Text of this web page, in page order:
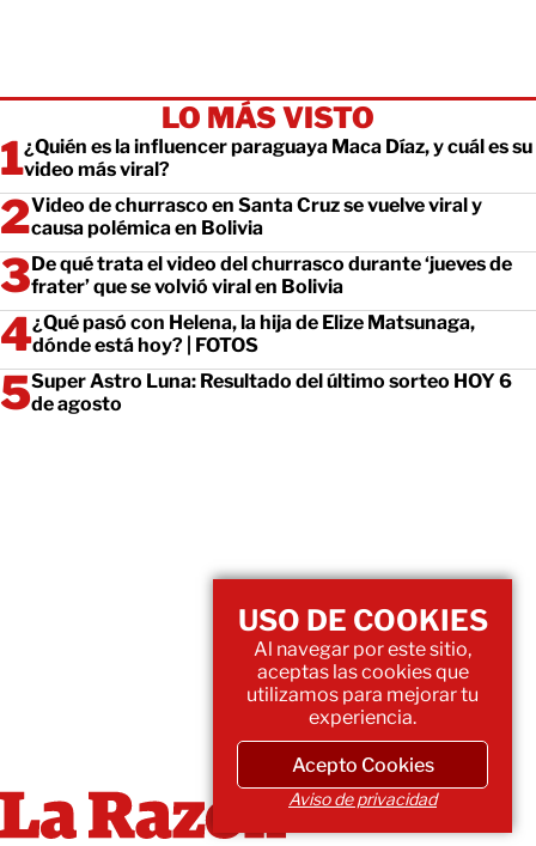
LO MÁS VISTO
¿Quién es la influencer paraguaya Maca Díaz, y cuál es su
video más viral?
Video de churrasco en Santa Cruz se vuelve viral y
causa polémica en Bolivia
De qué trata el video del churrasco durante ‘jueves de
frater’ que se volvió viral en Bolivia
¿Qué pasó con Helena, la hija de Elize Matsunaga,
dónde está hoy? | FOTOS
Super Astro Luna: Resultado del último sorteo HOY 6
de agosto
USO DE COOKIES
Al navegar por este sitio,
aceptas las cookies que
utilizamos para mejorar tu
experiencia.
Acepto Cookies
Aviso de privacidad